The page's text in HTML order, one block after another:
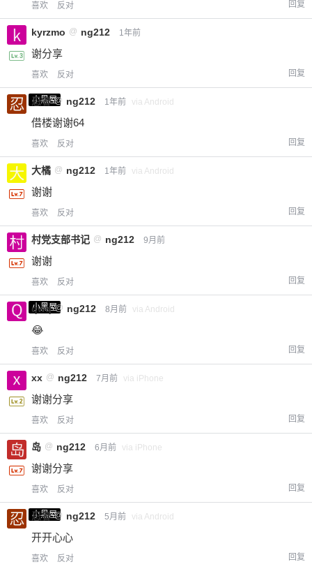
喜欢 反对 回复
kyrzmo @ ng212 1年前
谢分享
喜欢 反对 回复
小黑屋
忍者 @ ng212 1年前 via Android
借楼谢谢64
喜欢 反对 回复
大橘 @ ng212 1年前 via Android
谢谢
喜欢 反对 回复
村党支部书记 @ ng212 9月前
谢谢
喜欢 反对 回复
小黑屋
qwq @ ng212 8月前 via Android
😂
喜欢 反对 回复
xx @ ng212 7月前 via iPhone
谢谢分享
喜欢 反对 回复
岛 @ ng212 6月前 via iPhone
谢谢分享
喜欢 反对 回复
小黑屋
忍者 @ ng212 5月前 via Android
开开心心
喜欢 反对 回复